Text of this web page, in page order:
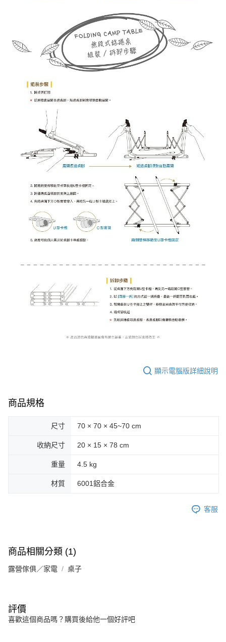
顯示電腦版詳細說明
商品規格
尺寸 70 × 70 × 45~70 cm
收納尺寸 20 × 15 × 78 cm
重量 4.5 kg
材質 6001鋁合金
客服
商品相關分類 (1)
露營傢俱／家電 桌子
評價
喜歡這個商品嗎？購買後給他一個好評吧